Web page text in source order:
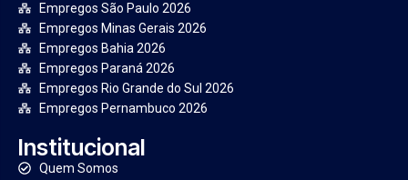
Empregos São Paulo 2026
Empregos Minas Gerais 2026
Empregos Bahia 2026
Empregos Paraná 2026
Empregos Rio Grande do Sul 2026
Empregos Pernambuco 2026
Institucional
Quem Somos